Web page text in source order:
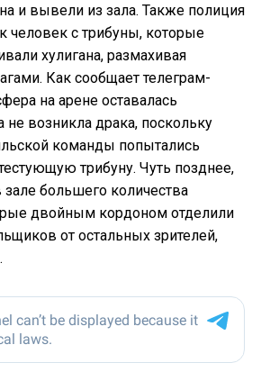
и вывели из зала. Также полиция
человек с трибуны, которые
хулигана, размахивая
Как сообщает телеграм-
на арене оставалась
не возникла драка, поскольку
команды попытались
трибуну. Чуть позднее,
большего количества
двойным кордоном отделили
от остальных зрителей,